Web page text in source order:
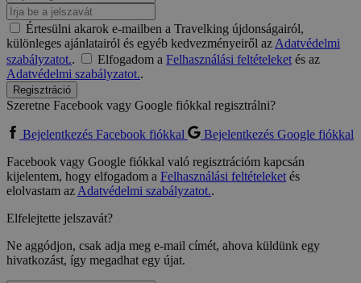
Értesülni akarok e-mailben a Travelking újdonságairól,
különleges ajánlatairól és egyéb kedvezményeiről azAdatvédelmi
szabályzatot.. Elfogadom a Felhasználási feltételeketés az
Adatvédelmi szabályzatot..
Regisztráció
Szeretne Facebook vagy Google fiókkal regisztrálni?
Bejelentkezés Facebook fiókkal
Bejelentkezés Google fiókkal
Facebook vagy Google fiókkal való regisztrációm kapcsán
kijelentem, hogy elfogadom a Felhasználási feltételeketés
elolvastam azAdatvédelmi szabályzatot..
Elfelejtette jelszavát?
Ne aggódjon, csak adja meg e-mail címét, ahova küldünk egy
hivatkozást, így megadhat egy újat.